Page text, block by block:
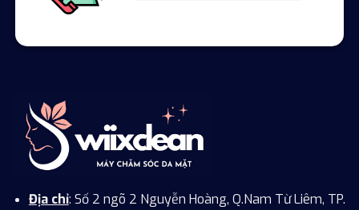
Địa chỉ: Số 2 ngõ 2 Nguyễn Hoàng, Q.Nam Từ Liêm, TP.